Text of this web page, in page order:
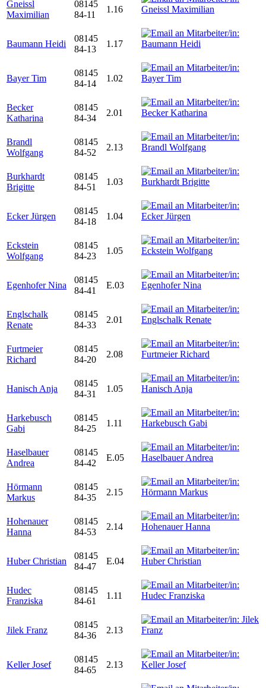
Gneissl
Maximilian
08145
84-11
1.16
Baumann Heidi
08145
84-13
1.17
Bayer Tim
08145
84-14
1.02
Becker
Katharina
08145
84-34
2.01
Brandl
Wolfgang
08145
84-52
2.13
Burkhardt
Brigitte
08145
84-51
1.03
Ecker Jürgen
08145
84-18
1.04
Eckstein
Wolfgang
08145
84-23
1.05
Egenhofer Nina
08145
84-41
E.03
Englschalk
Renate
08145
84-33
2.01
Furtmeier
Richard
08145
84-20
2.08
Hanisch Anja
08145
84-31
1.05
Harkebusch
Gabi
08145
84-25
1.11
Haselbauer
Andrea
08145
84-42
E.05
Hörmann
Markus
08145
84-35
2.15
Hohenauer
Hanna
08145
84-53
2.14
Huber Christian
08145
84-47
E.04
Hudec
Franziska
08145
84-61
1.11
Jilek Franz
08145
84-36
2.13
Keller Josef
08145
84-65
2.13